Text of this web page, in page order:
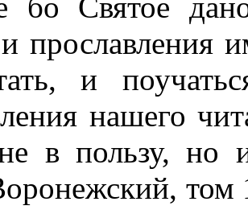
прославления
и
нашего
в пользу, но
том